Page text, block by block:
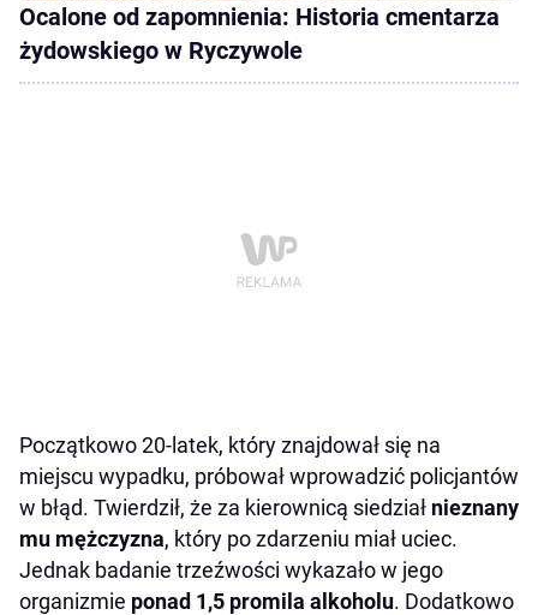
Ocalone od zapomnienia: Historia cmentarza
żydowskiego w Ryczywole
Początkowo 20-latek, który znajdował się na
miejscu wypadku, próbował wprowadzić policjantów
w błąd. Twierdził, że za kierownicą siedział nieznany
mu mężczyzna, który po zdarzeniu miał uciec.
Jednak badanie trzeźwości wykazało w jego
organizmie ponad 1,5 promila alkoholu. Dodatkowo